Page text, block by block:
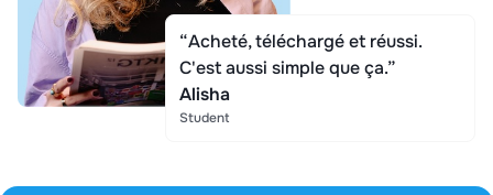
“Acheté, téléchargé et réussi.
C'est aussi simple que ça.”
Alisha
Student